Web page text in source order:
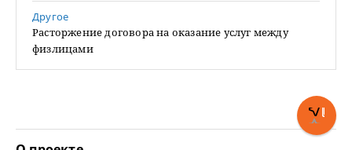
Другое
Расторжение договора на оказание услуг между
физлицами